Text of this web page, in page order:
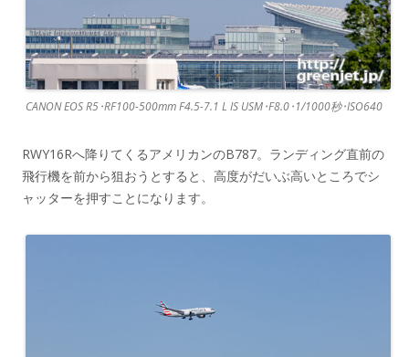
CANON EOS R5･RF100-500mm F4.5-7.1 L IS USM･F8.0･1/1000秒･ISO640
RWY16Rへ降りてくるアメリカンのB787。ランディング直前の
飛行機を前から狙おうとすると、高度がだいぶ高いところでシ
ャッターを押すことになります。